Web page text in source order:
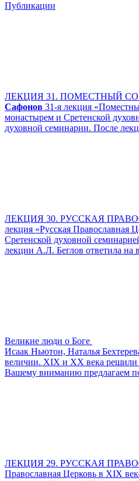
Публикации
ЛЕКЦИЯ 31. ПОМЕСТНЫЙ
Сафонов 31-я лекция
монастырем и Сретенской
духовной семинарии. После
ЛЕКЦИЯ 30. РУССКАЯ
лекция «Русская
Сретенской духовной
лекции А.Л. Беглов ответила на
Великие люди о Боге
Исаак Ньютон, Наталья
величии. XIX и XX века решили
Вашему вниманию предлагаем
ЛЕКЦИЯ 29. РУССКАЯ
Православная Церковь в XIX